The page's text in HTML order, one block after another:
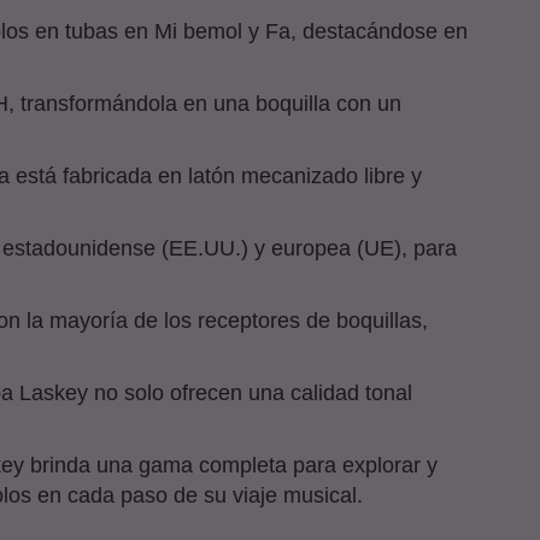
en tubas en Mi bemol y Fa, destacándose en
transformándola en una boquilla con un
está fabricada en latón mecanizado libre y
(EE.UU.) y europea (UE), para
la mayoría de los receptores de boquillas,
Laskey no solo ofrecen una calidad tonal
brinda una gama completa para explorar y
en cada paso de su viaje musical.